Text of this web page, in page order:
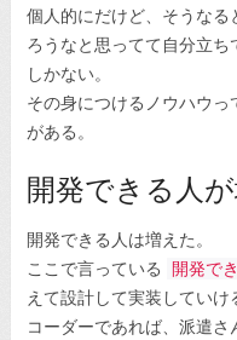
個人的にだけど、そうな
ろうなと思ってて自分立ち
しかない。
その身につけるノウハウ
がある。
開発できる人
開発できる人は増えた。
ここで言っている 開発で
えて設計して実装していけ
コーダーであれば、派遣